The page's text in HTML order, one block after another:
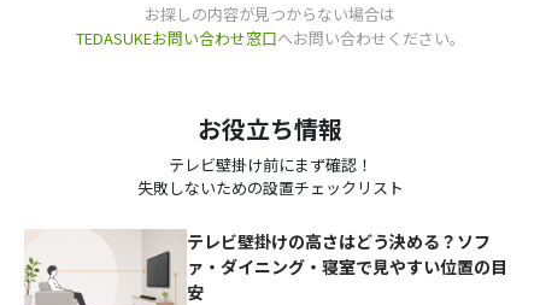
お探しの内容が見つからない場合は
TEDASUKEお問い合わせ窓口へお問い合わせください。
お役立ち情報
テレビ壁掛け前にまず確認！
失敗しないための設置チェックリスト
テレビ壁掛けの高さはどう決める？ソフ
ァ・ダイニング・寝室で見やすい位置の目
安